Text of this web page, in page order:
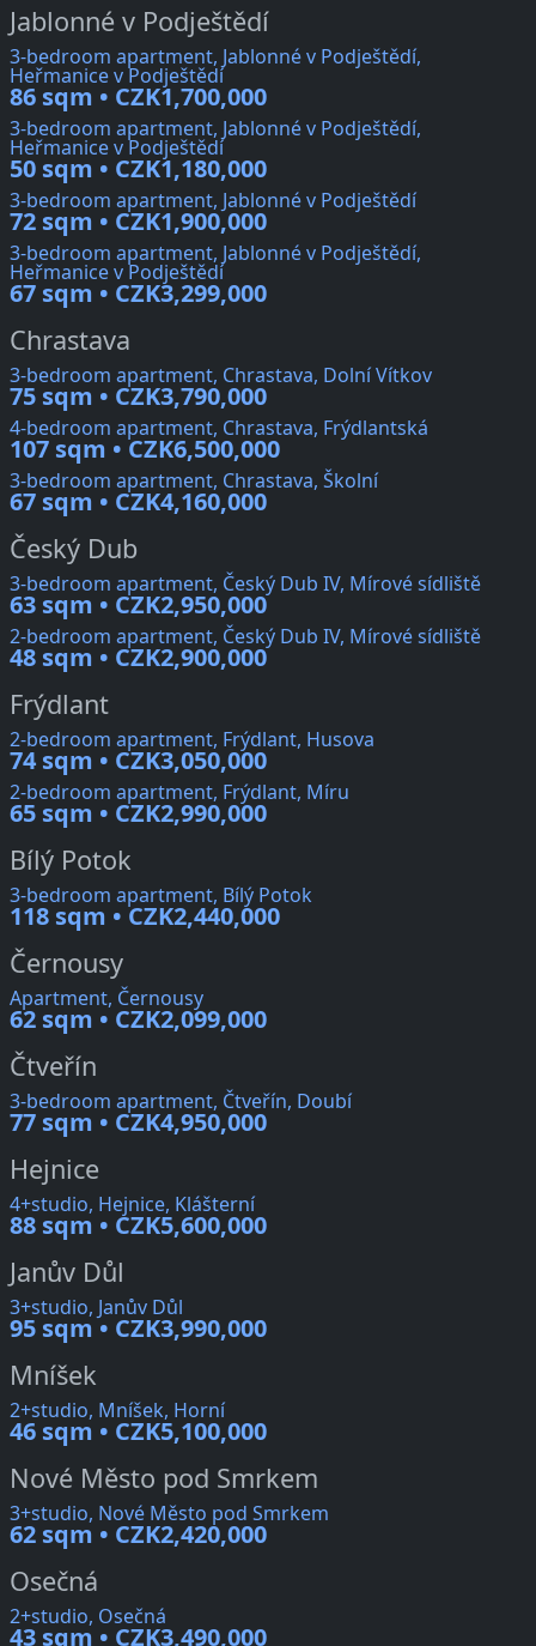
Jablonné v Podještědí
3-bedroom apartment, Jablonné v Podještědí,
Heřmanice v Podještědí
86 sqm • CZK1,700,000
3-bedroom apartment, Jablonné v Podještědí,
Heřmanice v Podještědí
50 sqm • CZK1,180,000
3-bedroom apartment, Jablonné v Podještědí
72 sqm • CZK1,900,000
3-bedroom apartment, Jablonné v Podještědí,
Heřmanice v Podještědí
67 sqm • CZK3,299,000
Chrastava
3-bedroom apartment, Chrastava, Dolní Vítkov
75 sqm • CZK3,790,000
4-bedroom apartment, Chrastava, Frýdlantská
107 sqm • CZK6,500,000
3-bedroom apartment, Chrastava, Školní
67 sqm • CZK4,160,000
Český Dub
3-bedroom apartment, Český Dub IV, Mírové sídliště
63 sqm • CZK2,950,000
2-bedroom apartment, Český Dub IV, Mírové sídliště
48 sqm • CZK2,900,000
Frýdlant
2-bedroom apartment, Frýdlant, Husova
74 sqm • CZK3,050,000
2-bedroom apartment, Frýdlant, Míru
65 sqm • CZK2,990,000
Bílý Potok
3-bedroom apartment, Bílý Potok
118 sqm • CZK2,440,000
Černousy
Apartment, Černousy
62 sqm • CZK2,099,000
Čtveřín
3-bedroom apartment, Čtveřín, Doubí
77 sqm • CZK4,950,000
Hejnice
4+studio, Hejnice, Klášterní
88 sqm • CZK5,600,000
Janův Důl
3+studio, Janův Důl
95 sqm • CZK3,990,000
Mníšek
2+studio, Mníšek, Horní
46 sqm • CZK5,100,000
Nové Město pod Smrkem
3+studio, Nové Město pod Smrkem
62 sqm • CZK2,420,000
Osečná
2+studio, Osečná
43 sqm • CZK3,490,000